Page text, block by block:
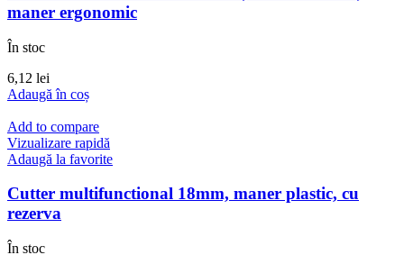
maner ergonomic
În stoc
6,12 lei
Adaugă în coș
Add to compare
Vizualizare rapidă
Adaugă la favorite
Cutter multifunctional 18mm, maner plastic, cu
rezerva
În stoc